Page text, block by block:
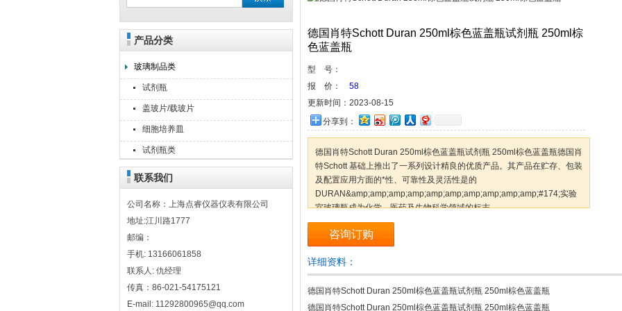
上海点睿仪器仪表有限公司
产品分类
玻璃制品类
试剂瓶
盖玻片/载玻片
细胞培养皿
试剂瓶类
联系我们
公司名称：上海点睿仪器仪表有限公司
地址:江川路1777
邮编：
手机: 13166061858
联系人: 仇经理
传真：86-021-54175121
E-mail: 11292800965@qq.com
德国肖特Schott Duran 250ml棕色蓝盖瓶试剂瓶 250ml棕
色蓝盖瓶
型 号：
报 价：
58
更新时间： 2023-08-15
分享到：
德国肖特Schott Duran 250ml棕色蓝盖瓶试剂瓶 250ml棕色蓝盖瓶德国肖
特Schott 基础上推出了一系列设计精良的优质产品。其产品在贮存、包装
及配置应用方面的*性、可靠性及灵活性是的
DURAN&amp;amp;amp;amp;amp;amp;amp;amp;amp;amp;#174;实验
室玻璃瓶成为化学、医药及生物科学领域的标志。
咨询订购
详细资料：
德国肖特Schott Duran 250ml棕色蓝盖瓶试剂瓶 250ml棕色蓝盖瓶
德国肖特Schott Duran 250ml棕色蓝盖瓶试剂瓶 250ml棕色蓝盖瓶